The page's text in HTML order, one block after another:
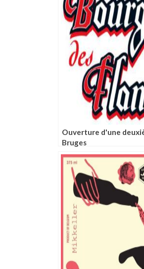
Ouverture d'une
Bruges